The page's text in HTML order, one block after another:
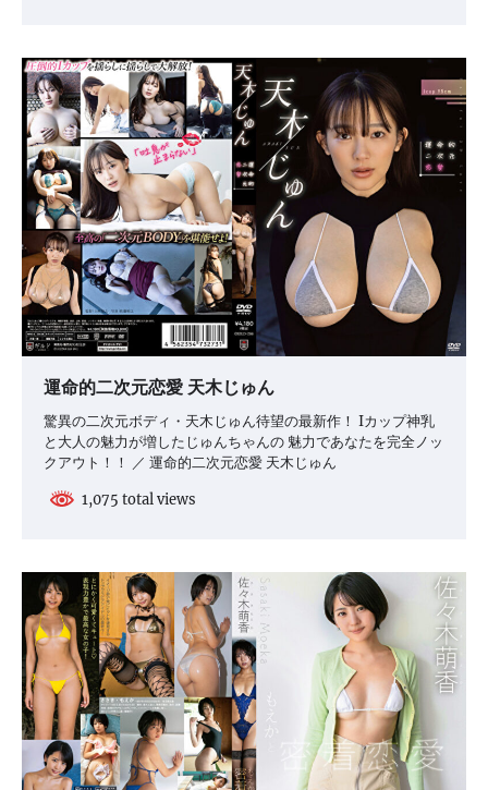
運命的二次元恋愛 天木じゅん
驚異の二次元ボディ・天木じゅん待望の最新作！ Iカップ神乳
と大人の魅力が増したじゅんちゃんの 魅力であなたを完全ノッ
クアウト！！ ／ 運命的二次元恋愛 天木じゅん
1,075 total views